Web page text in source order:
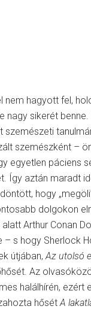
nem hagyott fel,
nagy sikerét
szemészeti
szemészként –
egyetlen páciens
Így aztán maradt
hogy
dolgokon
Arthur Conan
– s hogy Sherlock
útjában, Az utolsó
Az
halálhírén, ezért
hősét A